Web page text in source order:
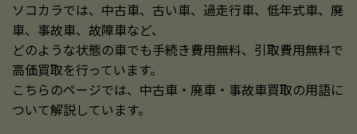
ソコカラでは、中古車、古い車、過走行車、低年式車、廃
車、事故車、故障車など、
どのような状態の車でも手続き費用無料、引取費用無料で
高価買取を行っています。
こちらのページでは、中古車・廃車・事故車買取の用語に
ついて解説しています。